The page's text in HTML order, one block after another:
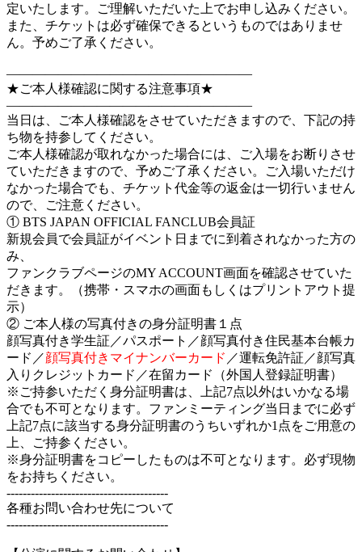
定いたします。ご理解いただいた上でお申し込みください。
また、チケットは必ず確保できるというものではありませ
ん。予めご了承ください。
———————————————————
★ご本人様確認に関する注意事項★
———————————————————
当日は、ご本人様確認をさせていただきますので、下記の持
ち物を持参してください。
ご本人様確認が取れなかった場合には、ご入場をお断りさせ
ていただきますので、予めご了承ください。ご入場いただけ
なかった場合でも、チケット代金等の返金は一切行いません
ので、ご注意ください。
① BTS JAPAN OFFICIAL FANCLUB会員証
新規会員で会員証がイベント日までに到着されなかった方の
み、
ファンクラブページのMY ACCOUNT画面を確認させていた
だきます。（携帯・スマホの画面もしくはプリントアウト提
示）
② ご本人様の写真付きの身分証明書１点
顔写真付き学生証／パスポート／顔写真付き住民基本台帳カ
ード／顔写真付きマイナンバーカード ／運転免許証／顔写真
入りクレジットカード／在留カード（外国人登録証明書）
※ご持参いただく身分証明書は、上記7点以外はいかなる場
合でも不可となります。ファンミーティング当日までに必ず
上記7点に該当する身分証明書のうちいずれか1点をご用意の
上、ご持参ください。
※身分証明書をコピーしたものは不可となります。必ず現物
をお持ちください。
----------------------------------------
各種お問い合わせ先について
----------------------------------------